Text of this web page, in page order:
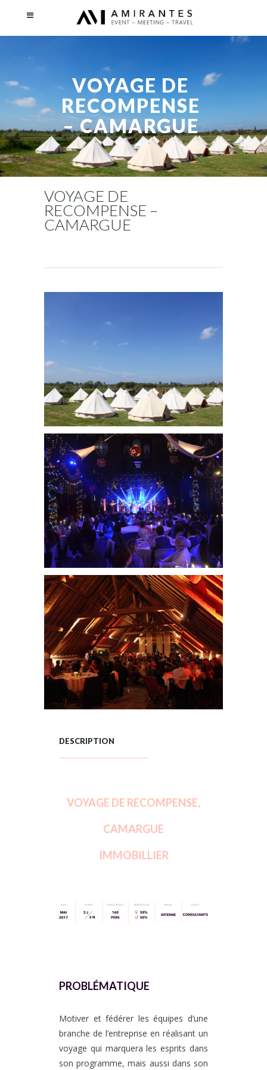
VOYAGE DE
RECOMPENSE
– CAMARGUE
VOYAGE DE
RECOMPENSE –
CAMARGUE
DESCRIPTION
VOYAGE DE RECOMPENSE,
CAMARGUE
IMMOBILLIER
PROBLÉMATIQUE
Motiver et fédérer les équipes d’une
branche de l’entreprise en réalisant un
voyage qui marquera les esprits dans
son programme, mais aussi dans son